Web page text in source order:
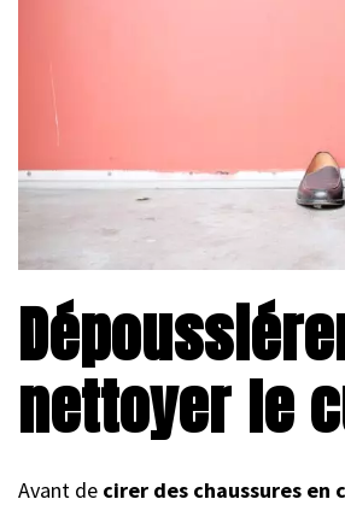
nettoyer le
Avant de cirer des chaussures en